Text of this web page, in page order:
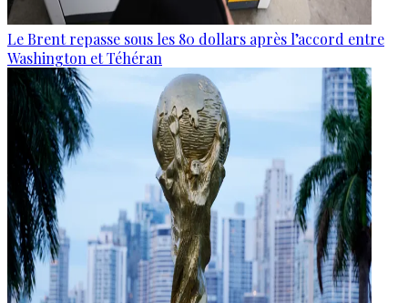
Le Brent repasse sous les 80 dollars après l’accord entre
Washington et Téhéran